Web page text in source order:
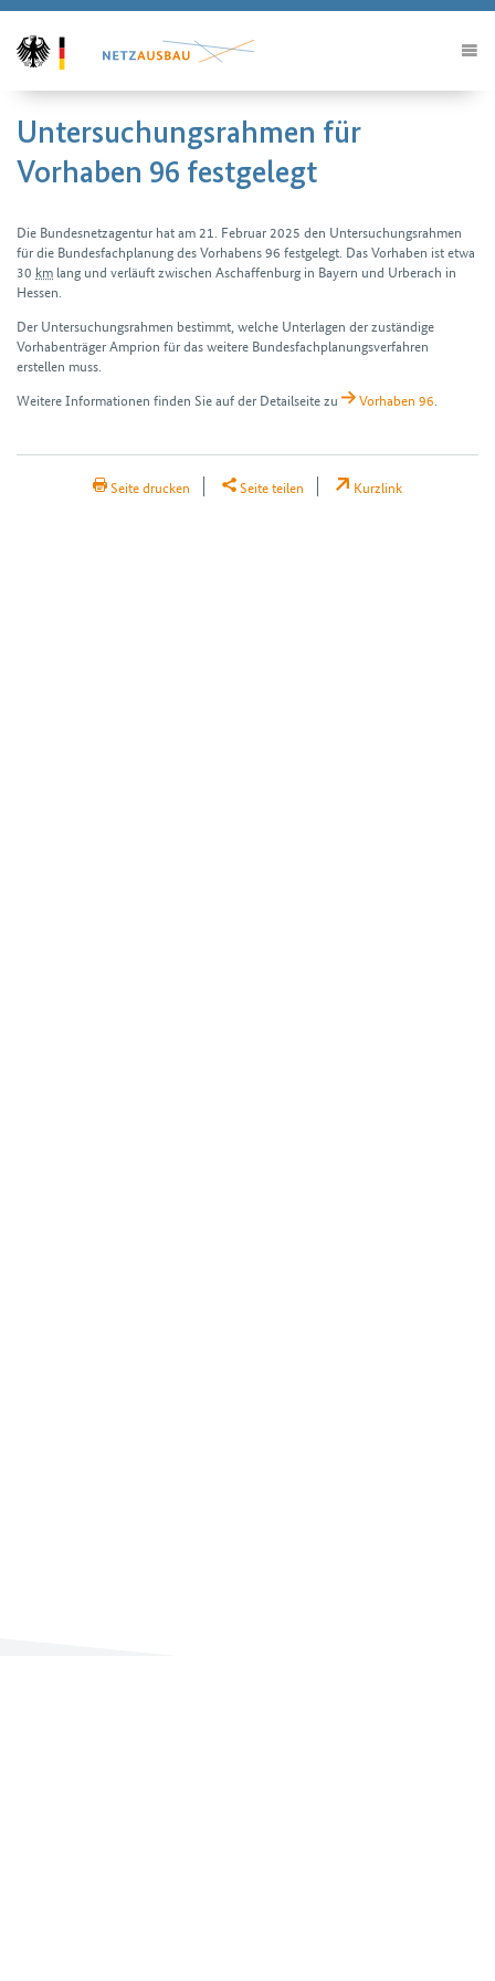
Untersuchungsrahmen für
Vorhaben 96 festgelegt
Die Bundes­netz­agentur hat am 21. Februar 2025 den Unter­suchungs­rahmen
für die Bundes­fach­planung des Vorhabens 96 fest­gelegt. Das Vorhaben ist etwa
30 km lang und verläuft zwischen Aschaffenburg in Bayern und Urberach in
Hessen.
Der Unter­suchungs­rahmen bestimmt, welche Unter­lagen der zuständige
Vorhaben­träger Amprion für das weitere Bundes­fach­planungs­verfahren
erstellen muss.
Weitere Informationen finden Sie auf der Detailseite zu
Vorhaben 96
Seite drucken Seite teilen Kurzlink